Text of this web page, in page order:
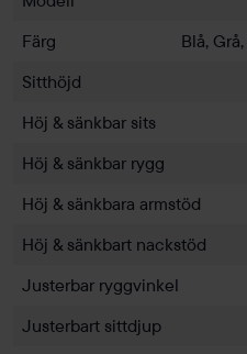
Färg
Blå,
Sitthöjd
Höj & sänkbar sits
Höj & sänkbar rygg
Höj & sänkbara armstöd
Höj & sänkbart nackstöd
Justerbar ryggvinkel
Justerbart sittdjup